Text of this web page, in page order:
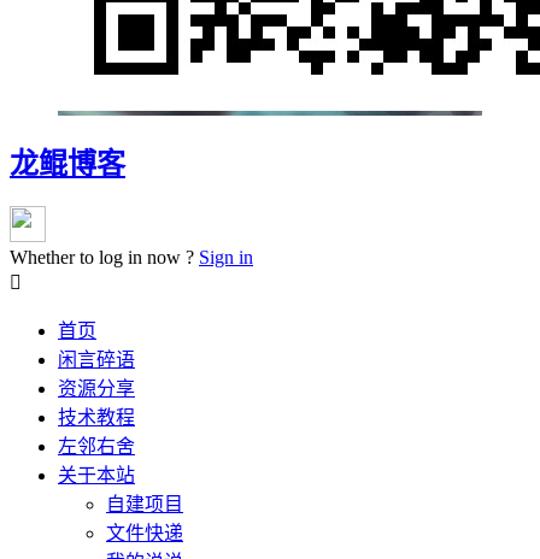
龙鲲博客
Whether to log in now ? Sign in

首页
闲言碎语
资源分享
技术教程
左邻右舍
关于本站
自建项目
文件快递